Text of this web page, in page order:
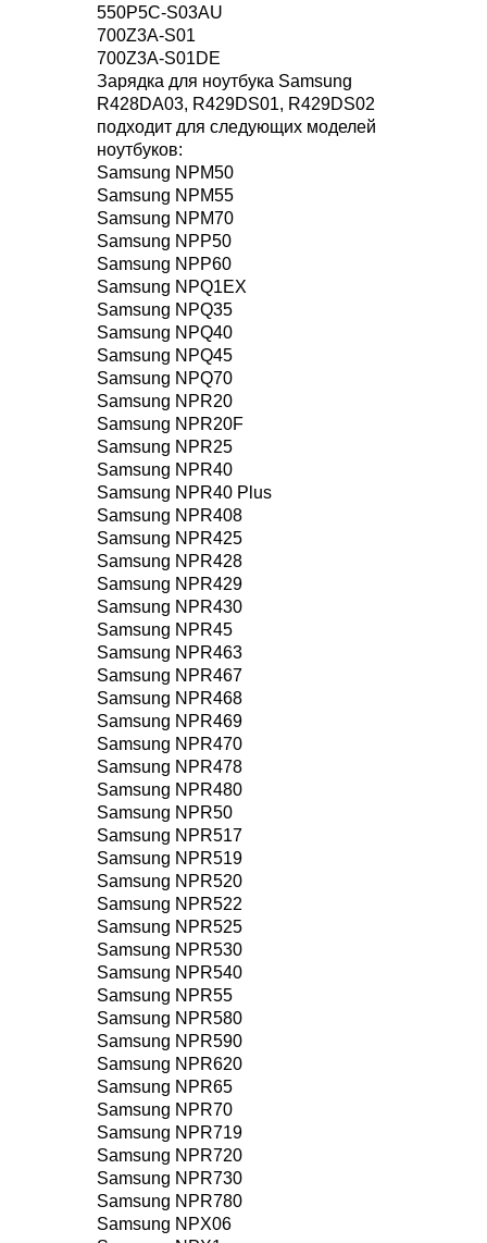
550P5C-S03AU
700Z3A-S01
700Z3A-S01DE
Зарядка для ноутбука Samsung
R428DA03, R429DS01, R429DS02
подходит для следующих моделей
ноутбуков:
Samsung NPM50
Samsung NPM55
Samsung NPM70
Samsung NPP50
Samsung NPP60
Samsung NPQ1EX
Samsung NPQ35
Samsung NPQ40
Samsung NPQ45
Samsung NPQ70
Samsung NPR20
Samsung NPR20F
Samsung NPR25
Samsung NPR40
Samsung NPR40 Plus
Samsung NPR408
Samsung NPR425
Samsung NPR428
Samsung NPR429
Samsung NPR430
Samsung NPR45
Samsung NPR463
Samsung NPR467
Samsung NPR468
Samsung NPR469
Samsung NPR470
Samsung NPR478
Samsung NPR480
Samsung NPR50
Samsung NPR517
Samsung NPR519
Samsung NPR520
Samsung NPR522
Samsung NPR525
Samsung NPR530
Samsung NPR540
Samsung NPR55
Samsung NPR580
Samsung NPR590
Samsung NPR620
Samsung NPR65
Samsung NPR70
Samsung NPR719
Samsung NPR720
Samsung NPR730
Samsung NPR780
Samsung NPX06